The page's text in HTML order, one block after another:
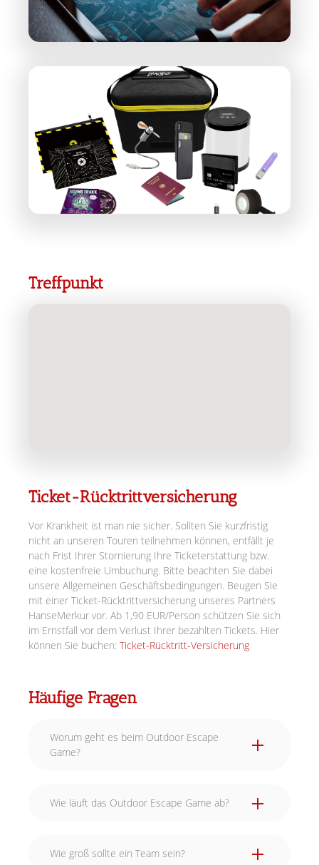
Treffpunkt
Ticket-Rücktrittversicherung
Vor Krankheit ist man nie sicher. Sollten Sie kurzfristig
nicht an unseren Touren teilnehmen können, entfällt je
nach Frist Ihrer Stornierung Ihre Ticketerstattung bzw.
eine kostenfreie Umbuchung. Bitte beachten Sie dabei
unsere Allgemeinen Geschäftsbedingungen. Beugen Sie
mit einer Ticket-Rücktrittversicherung unseres Partners
HanseMerkur vor. Ab 1,90 EUR/Person schützen Sie sich
im Ernstfall vor dem Verlust Ihrer bezahlten Tickets. Hier
können Sie buchen: Ticket-Rücktritt-Versicherung
Häufige Fragen
Worum geht es beim Outdoor Escape
Game?
Wie läuft das Outdoor Escape Game ab?
Wie groß sollte ein Team sein?